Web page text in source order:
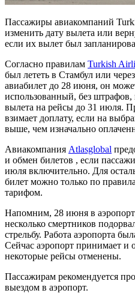
Пассажиры авиакомпаний
изменить дату вылета или
если их вылет был
Согласно правилам Turkish
был лететь в Стамбул или
авиабилет до 28 июня, он
использованный, без штрафов,
вылета на рейсы до 31 июля.
взимает доплату, если на
выше, чем изначально
Авиакомпания Atlasglobal
и обмен билетов , если
июля включительно. Для
билет можно только по
тарифом.
Напомним, 28 июня в
несколько смертников
стрельбу. Работа аэропорта
Сейчас аэропорт принимает и
некоторые рейсы отменены.
Пассажирам рекомендуется
выездом в аэропорт.